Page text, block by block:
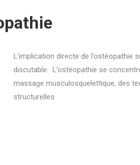
L’implication directe de l’ostéopathie
discutable. L’ostéopathie se
massage musculosquelettique, des
structurelles.